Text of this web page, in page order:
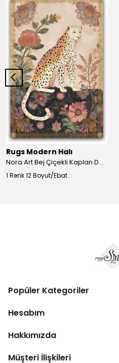
Rugs Modern Halı
Nora Art Bej Çiçekli Kaplan Desenli Dokuma Taban Dekoratif Salon Halısı 61
1 Renk 12 Boyut/Ebat
Popüler Kategoriler
Hesabım
Hakkımızda
Müşteri İlişkileri